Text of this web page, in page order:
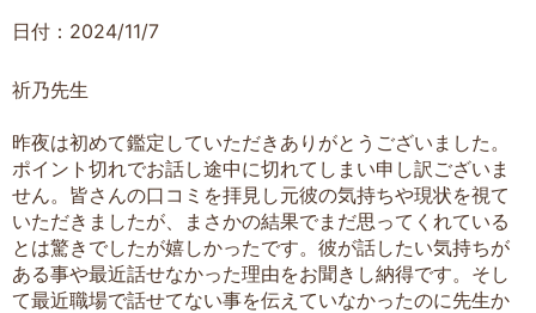
日付：2024/11/7
祈乃先生
昨夜は初めて鑑定していただきありがとうございました。
ポイント切れでお話し途中に切れてしまい申し訳ございま
せん。皆さんの口コミを拝見し元彼の気持ちや現状を視て
いただきましたが、まさかの結果でまだ思ってくれている
とは驚きでしたが嬉しかったです。彼が話したい気持ちが
ある事や最近話せなかった理由をお聞きし納得です。そし
て最近職場で話せてない事を伝えていなかったのに先生か